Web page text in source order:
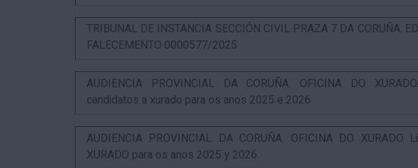
TRIBUNAL DE INSTANCIA SECCIÓN CIVIL PRAZA 7 DA CORUÑA.
FALECEMENTO 0000577/2025
AUDIENCIA PROVINCIAL DA CORUÑA. OFICINA DO
candidatos a xurado para os anos 2025 e 2026
AUDIENCIA PROVINCIAL DA CORUÑA. OFICINA DO
XURADO para os anos 2025 y 2026.